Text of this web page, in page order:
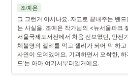
조예은
그 그런거 아시나요. 자고로 끝내주는 밴
는 사실을. 조예은 작가님의 <뉴서울파크
서울국제도서전에서 처음 선보였던, 안전
체불명의 젤리를 먹고 젤리가 되어 팍 하
사연이 모여있어요. 기괴하면서 오싹한, 하
드’는 아마 여기서부터일거에요.